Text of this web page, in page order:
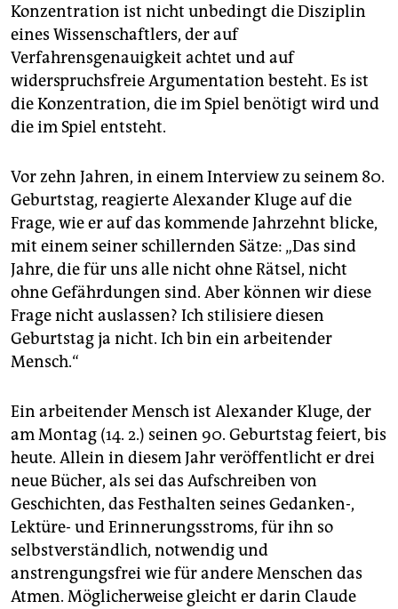
Konzentration ist nicht unbedingt die Disziplin
eines Wissenschaftlers, der auf
Verfahrensgenauigkeit achtet und auf
widerspruchsfreie Argumentation besteht. Es ist
die Konzentration, die im Spiel benötigt wird und
die im Spiel entsteht.
Vor zehn Jahren, in einem Interview zu seinem 80.
Geburtstag, reagierte Alexander Kluge auf die
Frage, wie er auf das kommende Jahrzehnt blicke,
mit einem seiner schillernden Sätze: „Das sind
Jahre, die für uns alle nicht ohne Rätsel, nicht
ohne Gefährdungen sind. Aber können wir diese
Frage nicht auslassen? Ich stilisiere diesen
Geburtstag ja nicht. Ich bin ein arbeitender
Mensch.“
Ein arbeitender Mensch ist Alexander Kluge, der
am Montag (14. 2.) seinen 90. Geburtstag feiert, bis
heute. Allein in diesem Jahr veröffentlicht er drei
neue Bücher, als sei das Aufschreiben von
Geschichten, das Festhalten seines Gedanken-,
Lektüre- und Erinnerungsstroms, für ihn so
selbstverständlich, notwendig und
anstrengungsfrei wie für andere Menschen das
Atmen. Möglicherweise gleicht er darin Claude